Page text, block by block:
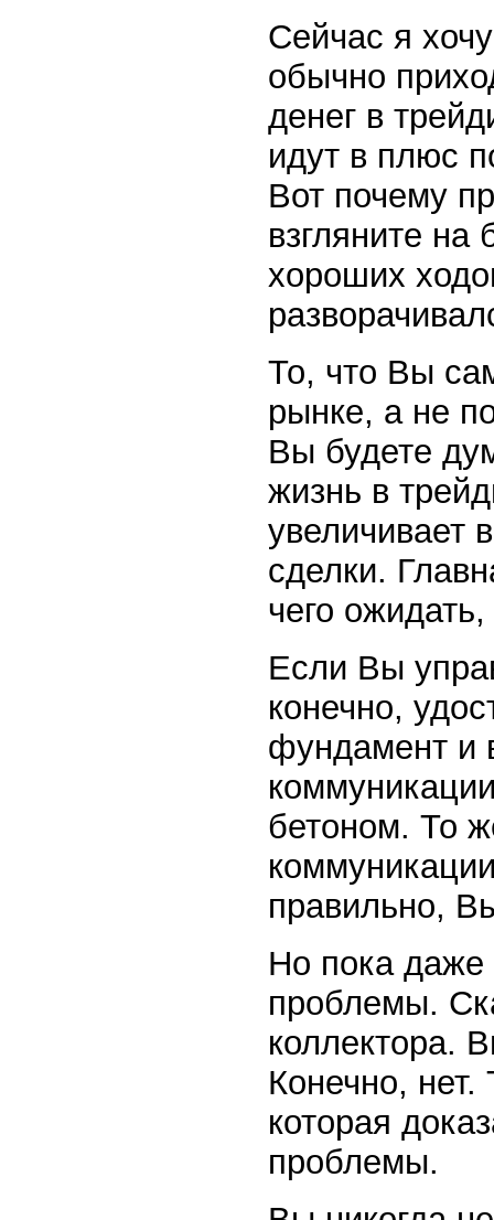
Сейчас я
обычно
денег в
идут в плюс
Вот почему
взгляните на
хороших
То, что Вы
рынке, а не
Вы будете
жизнь в
увеличивает
сделки.
чего
Если Вы
конечно,
фундамент и
бетоном. То
правильно,
Но пока даже
проблемы.
коллектора.
Конечно, нет.
которая
проблемы.